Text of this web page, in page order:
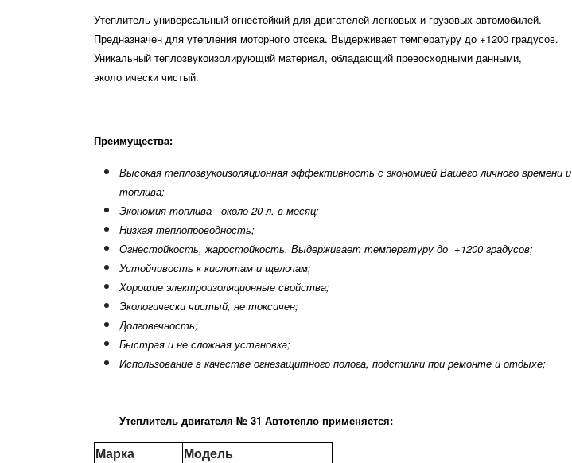
Утеплитель универсальный огнестойкий для двигателей легковых и грузовых автомобилей.
Предназначен для утепления моторного отсека. Выдерживает температуру до +1200 градусов.
Уникальный теплозвукоизолирующий материал, обладающий превосходными данными,
экологически чистый.
Преимущества:
Высокая теплозвукоизоляционная эффективность с экономией Вашего личного времени и
топлива;
Экономия топлива - около 20 л. в месяц;
Низкая теплопроводность;
Огнестойкость, жаростойкость. Выдерживает температуру до +1200 градусов;
Устойчивость к кислотам и щелочам;
Хорошие электроизоляционные свойства;
Экологически чистый, не токсичен;
Долговечность;
Быстрая и не сложная установка;
Использование в качестве огнезащитного полога, подстилки при ремонте и отдыхе;
Утеплитель двигателя № 31 Автотепло применяется:
Марка
Модель